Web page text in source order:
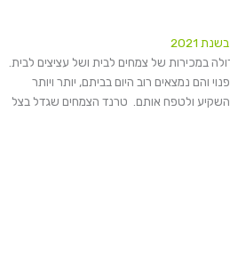
2021
במכירות של צמחים לבית ושל עציצים לבית.
והם נמצאים רוב היום בביתם, יותר ויותר
ולטפח אותם. טרנד הצמחים שגדל בצל